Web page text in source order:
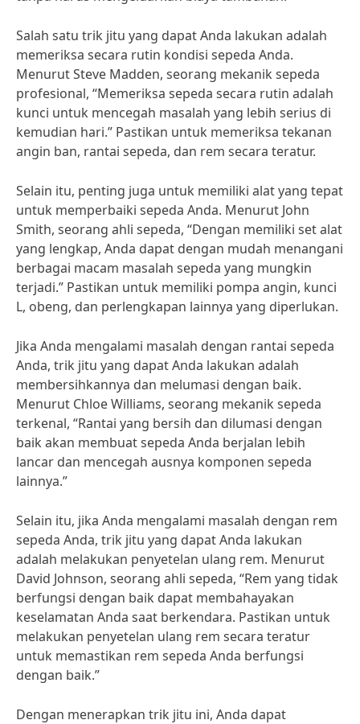
Salah satu trik jitu yang dapat Anda lakukan adalah
memeriksa secara rutin kondisi sepeda Anda.
Menurut Steve Madden, seorang mekanik sepeda
profesional, “Memeriksa sepeda secara rutin adalah
kunci untuk mencegah masalah yang lebih serius di
kemudian hari.” Pastikan untuk memeriksa tekanan
angin ban, rantai sepeda, dan rem secara teratur.
Selain itu, penting juga untuk memiliki alat yang tepat
untuk memperbaiki sepeda Anda. Menurut John
Smith, seorang ahli sepeda, “Dengan memiliki set alat
yang lengkap, Anda dapat dengan mudah menangani
berbagai macam masalah sepeda yang mungkin
terjadi.” Pastikan untuk memiliki pompa angin, kunci
L, obeng, dan perlengkapan lainnya yang diperlukan.
Jika Anda mengalami masalah dengan rantai sepeda
Anda, trik jitu yang dapat Anda lakukan adalah
membersihkannya dan melumasi dengan baik.
Menurut Chloe Williams, seorang mekanik sepeda
terkenal, “Rantai yang bersih dan dilumasi dengan
baik akan membuat sepeda Anda berjalan lebih
lancar dan mencegah ausnya komponen sepeda
lainnya.”
Selain itu, jika Anda mengalami masalah dengan rem
sepeda Anda, trik jitu yang dapat Anda lakukan
adalah melakukan penyetelan ulang rem. Menurut
David Johnson, seorang ahli sepeda, “Rem yang tidak
berfungsi dengan baik dapat membahayakan
keselamatan Anda saat berkendara. Pastikan untuk
melakukan penyetelan ulang rem secara teratur
untuk memastikan rem sepeda Anda berfungsi
dengan baik.”
Dengan menerapkan trik jitu ini, Anda dapat